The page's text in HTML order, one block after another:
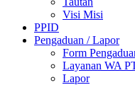
Visi Misi
PPID
Pengaduan / Lapor
Form
Layanan WA
Lapor